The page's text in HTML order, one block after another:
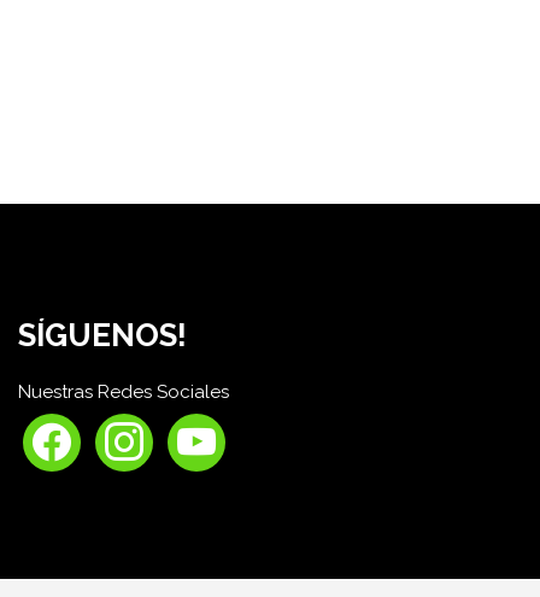
SÍGUENOS!
Nuestras Redes Sociales
facebookinstagramyoutube